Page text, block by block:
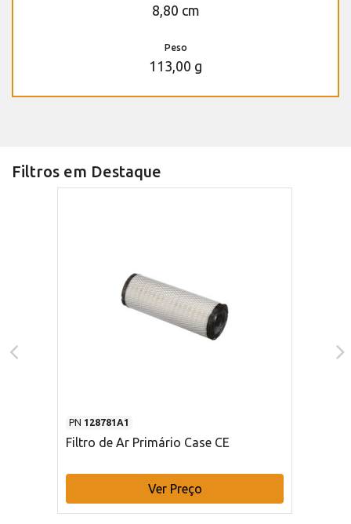
8,80 cm
Peso
113,00 g
Filtros em Destaque
PN 128781A1
Filtro de Ar Primário Case CE
Ver Preço